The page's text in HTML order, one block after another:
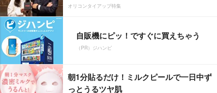
オリコンタイアップ特集
自販機にピッ！ですぐに買えちゃう
（PR）ジハンピ
朝1分貼るだけ！ミルクピールで一日中ず
っとうるツヤ肌